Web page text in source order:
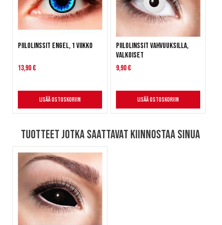
Piilolinssit Engel, 1 viikko
13,90 €
Lisää ostoskoriin
Piilolinssit vahvuuksilla,
Valkoiset
9,90 €
Lisää ostoskoriin
Tuotteet jotka saattavat kiinnostaa sinua